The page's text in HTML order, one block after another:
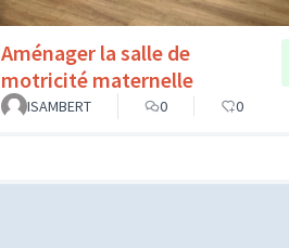
Aménager la salle de
motricité maternelle
ISAMBERT
0 0